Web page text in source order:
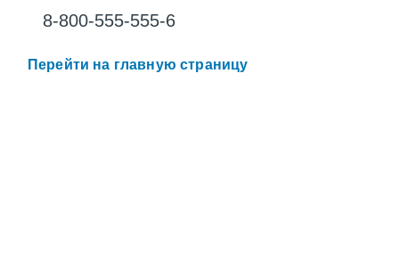
8-800-555-555-6
Перейти на главную страницу